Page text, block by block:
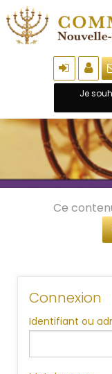
Je
Ce
Connexion
Identifiant ou